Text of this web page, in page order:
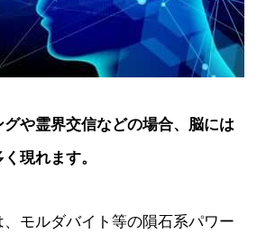
グや霊界交信などの場合、脳には
現れます。
、モルダバイト等の隕石系パワー